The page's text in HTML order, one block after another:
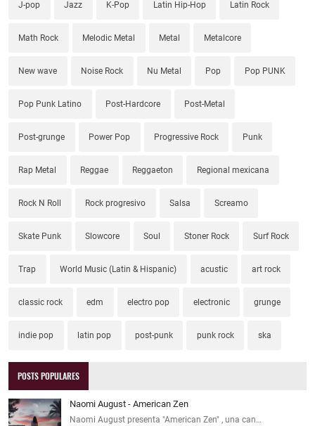
J-pop Jazz K-Pop Latin Hip-Hop Latin Rock
Math Rock Melodic Metal Metal Metalcore
New wave Noise Rock Nu Metal Pop Pop PUNK
Pop Punk Latino Post-Hardcore Post-Metal
Post-grunge Power Pop Progressive Rock Punk
Rap Metal Reggae Reggaeton Regional mexicana
Rock N Roll Rock progresivo Salsa Screamo
Skate Punk Slowcore Soul Stoner Rock Surf Rock
Trap World Music (Latin & Hispanic) acustic art rock
classic rock edm electro pop electronic grunge
indie pop latin pop post-punk punk rock ska
POSTS POPULARES
Naomi August - American Zen
Naomi August presenta "American Zen" , una can…